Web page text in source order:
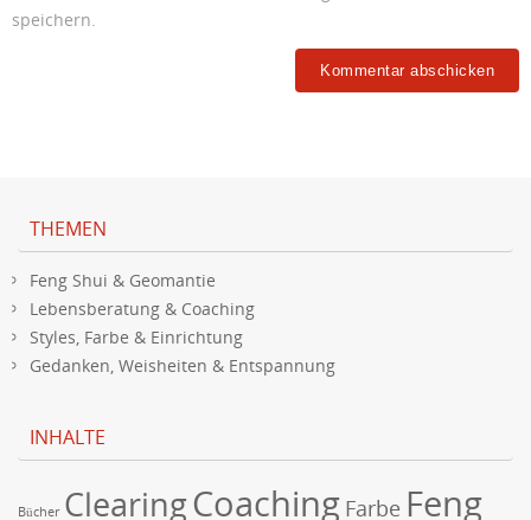
speichern.
THEMEN
Feng Shui & Geomantie
Lebensberatung & Coaching
Styles, Farbe & Einrichtung
Gedanken, Weisheiten & Entspannung
INHALTE
Bücher ClearingCoaching Farbe Feng